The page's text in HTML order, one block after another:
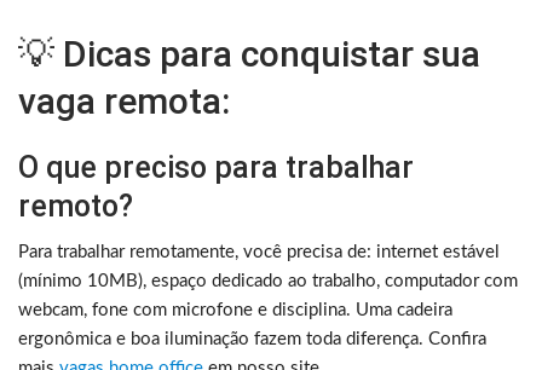
💡 Dicas para conquistar sua
vaga remota:
O que preciso para trabalhar
remoto?
Para trabalhar remotamente, você precisa de: internet estável
(mínimo 10MB), espaço dedicado ao trabalho, computador com
webcam, fone com microfone e disciplina. Uma cadeira
ergonômica e boa iluminação fazem toda diferença. Confira